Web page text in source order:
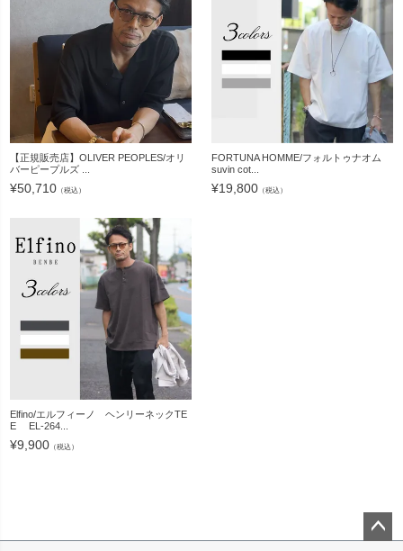
【正規販売店】OLIVER PEOPLES/オリ
バーピープルズ ...
¥50,710 （税込）
FORTUNA HOMME/フォルトゥナオム
suvin cot...
¥19,800 （税込）
Elfino/エルフィーノ ヘンリーネックTE
E EL-264...
¥9,900 （税込）